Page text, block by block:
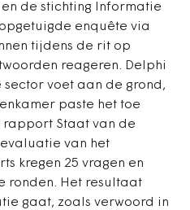
de stichting Informatie
enquête via
tijdens de rit op
reageren. Delphi
voet aan de grond,
paste het toe
Staat van de
van het
kregen 25 vragen en
ronden. Het resultaat
gaat, zoals verwoord in